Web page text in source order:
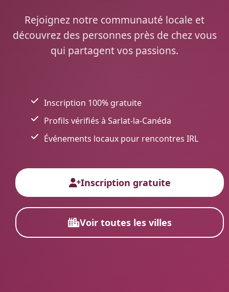
Rejoignez notre communauté locale et
découvrez des personnes près de chez vous
qui partagent vos passions.
Inscription 100% gratuite
Profils vérifiés à Sarlat-la-Canéda
Événements locaux pour rencontres IRL
Inscription gratuite
Voir toutes les villes